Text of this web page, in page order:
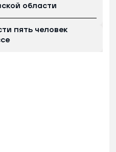
области
пять человек